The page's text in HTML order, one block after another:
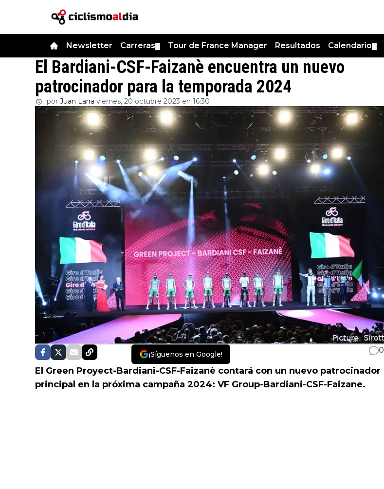
Newsletter Carreras Tour de France Manager Resultados Calendario
El Bardiani-CSF-Faizanè encuentra un nuevo
patrocinador para la temporada 2024
por Juan Larra viernes, 20 octubre 2023 en 16:30
¡Síguenos en Google! 0
El Green Proyect-Bardiani-CSF-Faizanè contará con un nuevo patrocinador
principal en la próxima campaña 2024: VF Group-Bardiani-CSF-Faizane.